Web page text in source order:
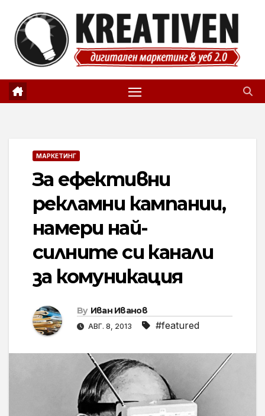
content
МАРКЕТИНГ
За ефективни
рекламни кампании,
намери най-
силните си канали
за комуникация
By Иван Иванов
АВГ. 8, 2013 #featured